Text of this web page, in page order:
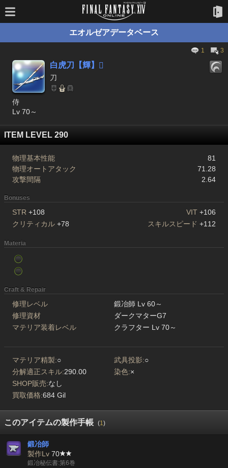
エオルゼアデータベース
1 3
白虎刀【輝】 
刀
侍
Lv 70～
ITEM LEVEL 290
物理基本性能
81
物理オートアタック
71.28
攻撃間隔
2.64
Bonuses
STR +108 VIT +106
クリティカル +78 スキルスピード +112
Materia
Craft & Repair
修理レベル
鍛冶師 Lv 60～
修理資材
ダークマターG7
マテリア装着レベル
クラフター Lv 70～
マテリア精製:○ 武具投影:○
分解適正スキル:290.00 染色:×
SHOP販売:なし
買取価格:684 Gil
このアイテムの製作手帳 (1)
鍛冶師
製作Lv 70
鍛冶秘伝書:第6巻